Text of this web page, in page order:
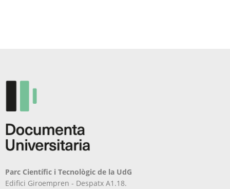
Parc Científic i Tecnològic de la UdG
Edifici Giroempren - Despatx A1.18.